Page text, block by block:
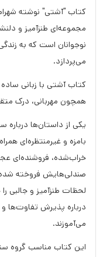
کتاب "آشتی" نوشته
مجموعه‌ای طنزآمیز و
نوجوانان است که به
می‌پردازد.
کتاب آشتی با زبانی
همچون مهربانی، درک
یکی از داستان‌ها درباره
بامزه و غیرمنتظره‌ای
خراب‌شده، فروشنده‌ای
صندلی‌هایش فروخته
لحظات طنزآمیز و جالبی
درباره پذیرش تفاوت‌ها
می‌آموزند.
این کتاب مناسب گروه